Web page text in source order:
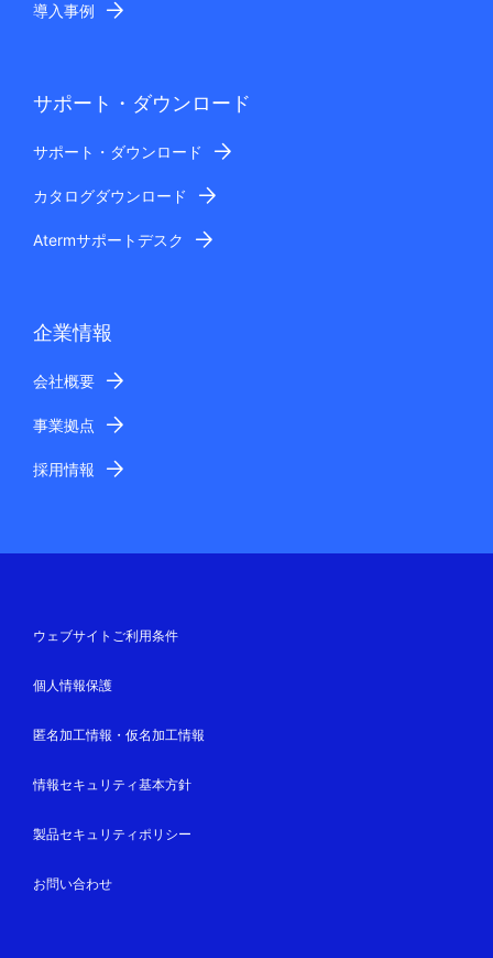
導入事例
サポート・ダウンロード
サポート・ダウンロード
カタログダウンロード
Atermサポートデスク
企業情報
会社概要
事業拠点
採用情報
ウェブサイトご利用条件
個人情報保護
匿名加工情報・仮名加工情報
情報セキュリティ基本方針
製品セキュリティポリシー
お問い合わせ